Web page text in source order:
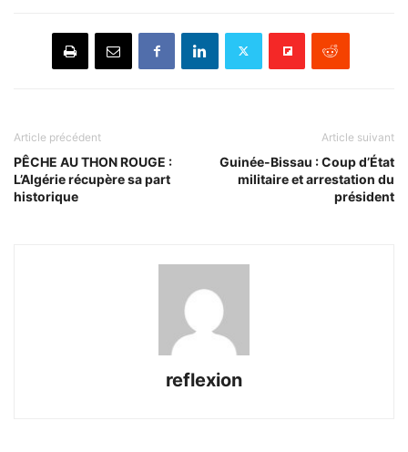
Article précédent
PÊCHE AU THON ROUGE :
L’Algérie récupère sa part
historique
Article suivant
Guinée-Bissau : Coup d’État
militaire et arrestation du
président
reflexion